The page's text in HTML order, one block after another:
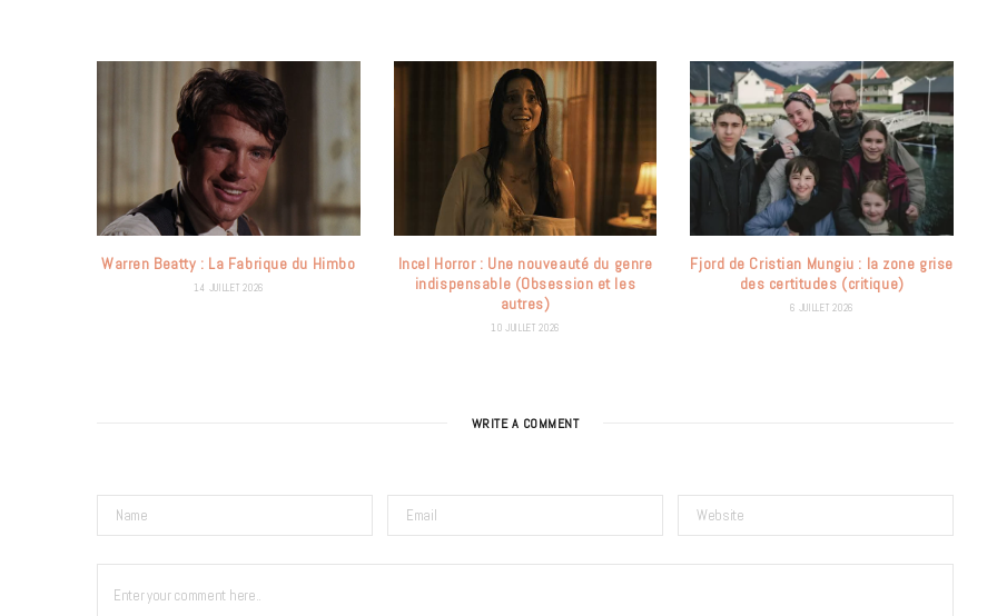
Warren Beatty : La Fabrique du Himbo
14 JUILLET 2026
Incel Horror : Une nouveauté du genre
indispensable (Obsession et les
autres)
10 JUILLET 2026
Fjord de Cristian Mungiu : la zone grise
des certitudes (critique)
6 JUILLET 2026
WRITE A COMMENT